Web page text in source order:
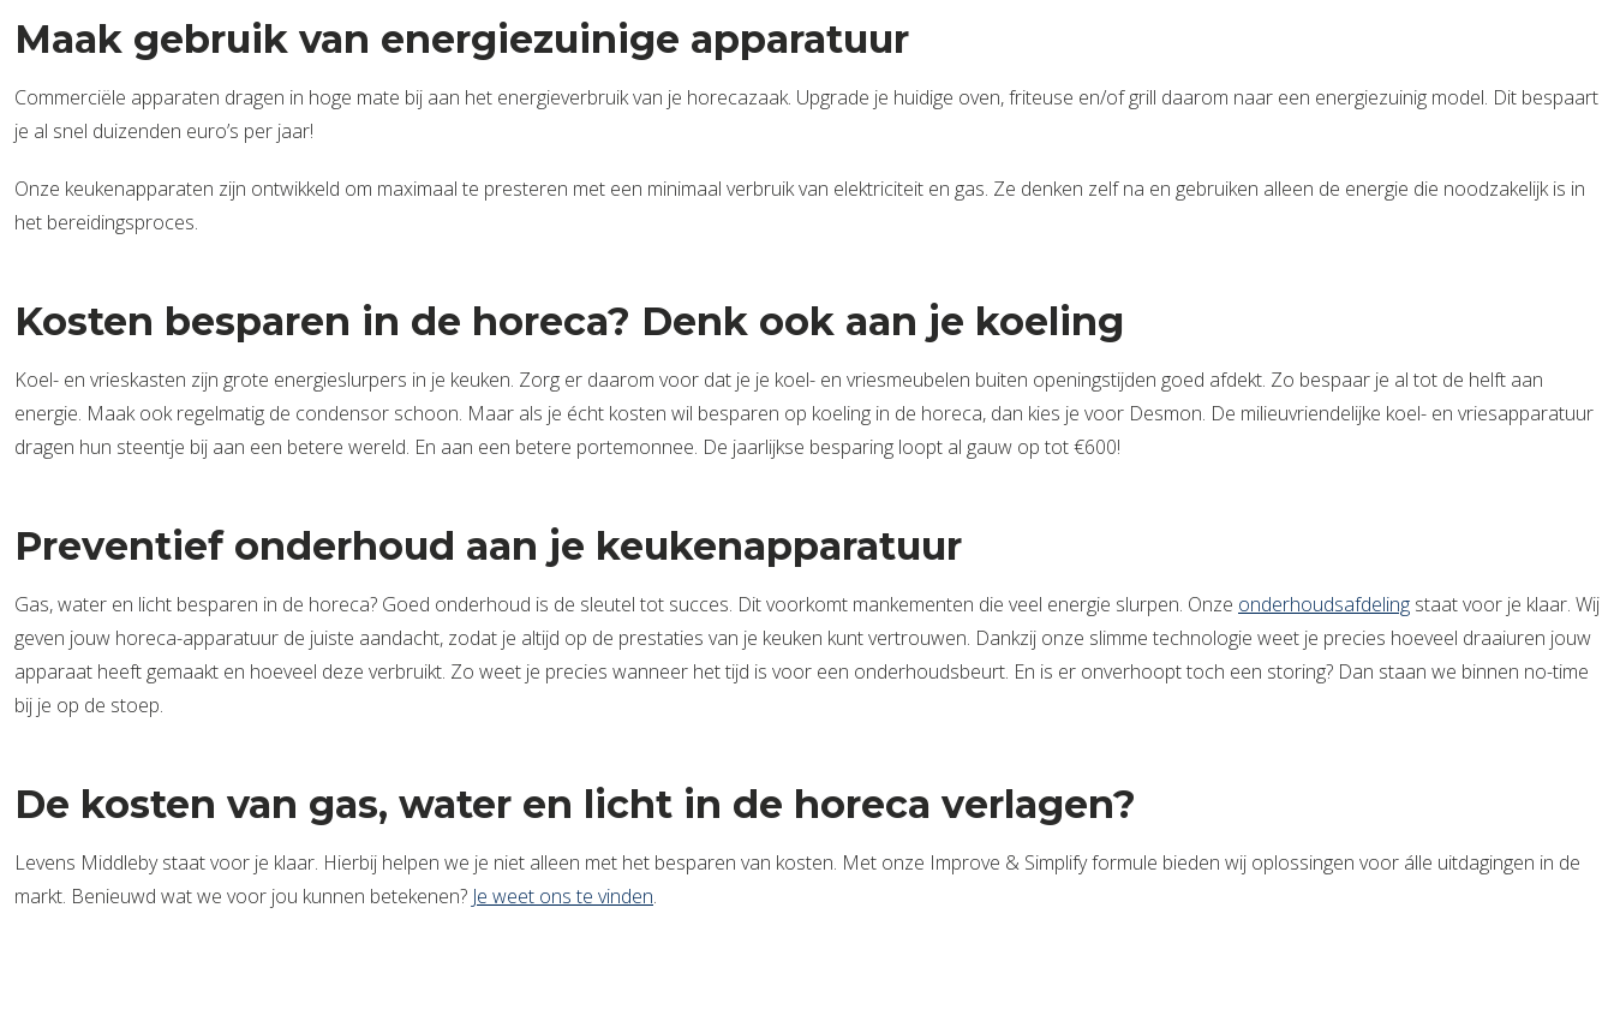
Maak gebruik van energiezuinige apparatuur
Commerciële apparaten dragen in hoge mate bij aan het energieverbruik van je horecazaak. Upgrade je huidige oven, friteuse en/of grill daarom naar een energiezuinig model. Dit bespaart
je al snel duizenden euro’s per jaar!
Onze keukenapparaten zijn ontwikkeld om maximaal te presteren met een minimaal verbruik van elektriciteit en gas. Ze denken zelf na en gebruiken alleen de energie die noodzakelijk is in
het bereidingsproces.
Kosten besparen in de horeca? Denk ook aan je koeling
Koel- en vrieskasten zijn grote energieslurpers in je keuken. Zorg er daarom voor dat je je koel- en vriesmeubelen buiten openingstijden goed afdekt. Zo bespaar je al tot de helft aan
energie. Maak ook regelmatig de condensor schoon. Maar als je écht kosten wil besparen op koeling in de horeca, dan kies je voor Desmon. De milieuvriendelijke koel- en vriesapparatuur
dragen hun steentje bij aan een betere wereld. En aan een betere portemonnee. De jaarlijkse besparing loopt al gauw op tot €600!
Preventief onderhoud aan je keukenapparatuur
Gas, water en licht besparen in de horeca? Goed onderhoud is de sleutel tot succes. Dit voorkomt mankementen die veel energie slurpen. Onze onderhoudsafdeling staat voor je klaar. Wij
geven jouw horeca-apparatuur de juiste aandacht, zodat je altijd op de prestaties van je keuken kunt vertrouwen. Dankzij onze slimme technologie weet je precies hoeveel draaiuren jouw
apparaat heeft gemaakt en hoeveel deze verbruikt. Zo weet je precies wanneer het tijd is voor een onderhoudsbeurt. En is er onverhoopt toch een storing? Dan staan we binnen no-time
bij je op de stoep.
De kosten van gas, water en licht in de horeca verlagen?
Levens Middleby staat voor je klaar. Hierbij helpen we je niet alleen met het besparen van kosten. Met onze Improve & Simplify formule bieden wij oplossingen voor álle uitdagingen in de
markt. Benieuwd wat we voor jou kunnen betekenen? Je weet ons te vinden.